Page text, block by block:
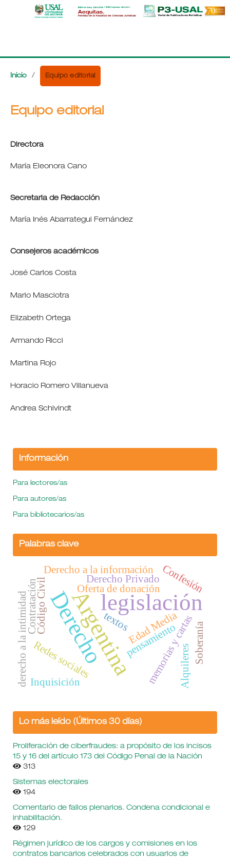
Inicio / Equipo editorial
Equipo editorial
Directora
María Eleonora Cano
Secretaria de Redacción
María Inés Abarrategui Fernández
Consejeros académicos
José Carlos Costa
Mario Masciotra
Elizabeth Ortega
Armando Ricci
Martina Rojo
Horacio Romero Villanueva
Andrea Schivindt
Información
Para lectores/as
Para autores/as
Para bibliotecarios/as
Palabras clave
legislación
Argentina
Derecho memorias y cartas
pensamiento
Redes sociales
derecho a la intimidadCódigo Civil Oferta de donación
Derecho Privado
Derecho a la información
Alquileres
Contratación Confesión
Edad Media
Inquisición
textos Soberanía
Lo más leído (Últimos 30 días)
Proliferación de ciberfraudes: a propósito de los incisos
15 y 16 del artículo 173 del Código Penal de la Nación
313
Sistemas electorales
194
Comentario de fallos plenarios. Condena condicional e
inhabilitación.
129
Régimen jurídico de los cargos y comisiones en los
contratos bancarios celebrados con usuarios de